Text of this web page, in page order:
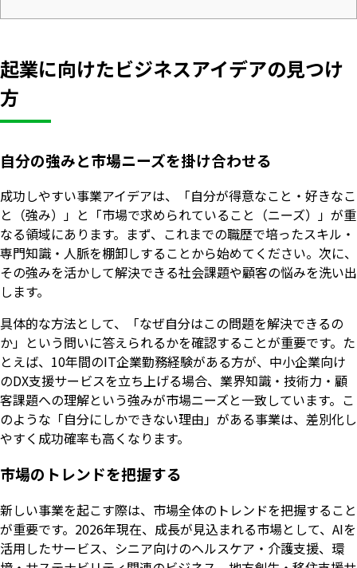
起業に向けたビジネスアイデアの見つけ
方
自分の強みと市場ニーズを掛け合わせる
成功しやすい事業アイデアは、「自分が得意なこと・好きなこ
と（強み）」と「市場で求められていること（ニーズ）」が重
なる領域にあります。まず、これまでの職歴で培ったスキル・
専門知識・人脈を棚卸しすることから始めてください。次に、
その強みを活かして解決できる社会課題や顧客の悩みを洗い出
します。
具体的な方法として、「なぜ自分はこの問題を解決できるの
か」という問いに答えられるかを確認することが重要です。た
とえば、10年間のIT企業勤務経験がある方が、中小企業向け
のDX支援サービスを立ち上げる場合、業界知識・技術力・顧
客課題への理解という強みが市場ニーズと一致しています。こ
のような「自分にしかできない理由」がある事業は、差別化し
やすく成功確率も高くなります。
市場のトレンドを把握する
新しい事業を起こす際は、市場全体のトレンドを把握すること
が重要です。2026年現在、成長が見込まれる市場として、AIを
活用したサービス、シニア向けのヘルスケア・介護支援、環